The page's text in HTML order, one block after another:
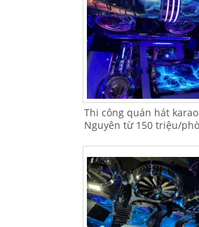
Thi công quán hát
Nguyên từ 150 triệu/